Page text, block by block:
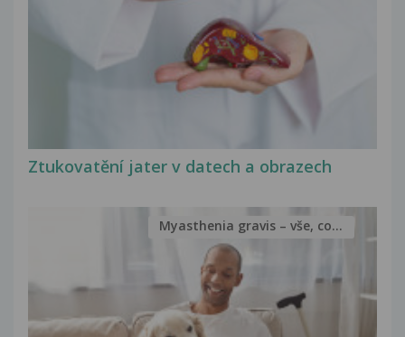
Ztukovatění jater v datech a obrazech
Myasthenia gravis – vše, co...